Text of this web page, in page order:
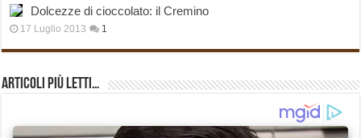
Dolcezze di cioccolato: il Cremino
17 Luglio 2013 1
Articoli più Letti…